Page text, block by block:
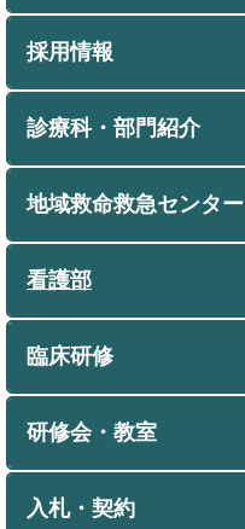
採用情報
診療科・部門紹介
地域救命救急センター
看護部
臨床研修
研修会・教室
入札・契約